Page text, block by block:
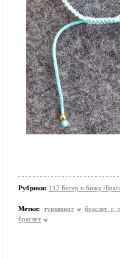
Рубрики: 112 Бисер и бижу /
Метки: турквенит
браслет с
браслет